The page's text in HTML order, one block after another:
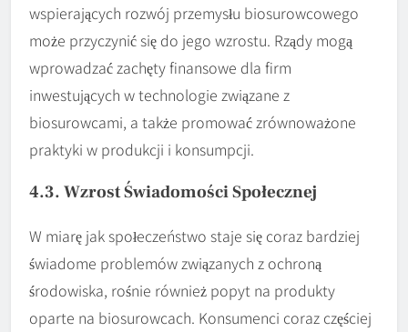
wspierających rozwój przemysłu biosurowcowego
może przyczynić się do jego wzrostu. Rządy mogą
wprowadzać zachęty finansowe dla firm
inwestujących w technologie związane z
biosurowcami, a także promować zrównoważone
praktyki w produkcji i konsumpcji.
4.3. Wzrost Świadomości Społecznej
W miarę jak społeczeństwo staje się coraz bardziej
świadome problemów związanych z ochroną
środowiska, rośnie również popyt na produkty
oparte na biosurowcach. Konsumenci coraz częściej